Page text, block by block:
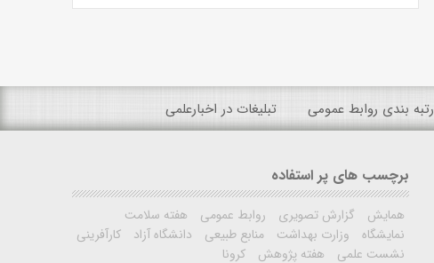
رتبه بندی روابط عمومی تبلیغات در اخبارعلمی
برچسب های پر استفاده
همایش گزارش تصویری روابط عمومی
هفته سلامت
نمایشگاه
وزارت بهداشت منابع طبیعی دانشگاه آزاد
کارآفرینی
نشست علمی
هفته پژوهش کرونا